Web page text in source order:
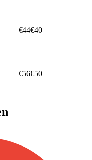
€44€40
€56€50